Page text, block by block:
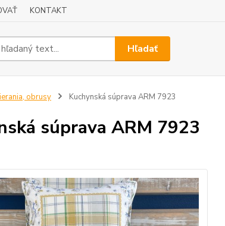
KONTAKT
Hľadať
obrusy Kuchynská súprava ARM 7923
súprava ARM 7923